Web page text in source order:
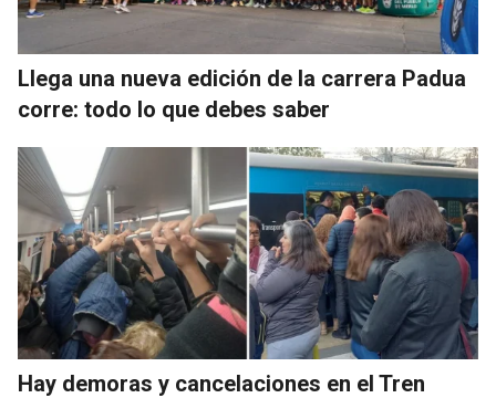
Llega una nueva edición de la carrera Padua
corre: todo lo que debes saber
Hay demoras y cancelaciones en el Tren